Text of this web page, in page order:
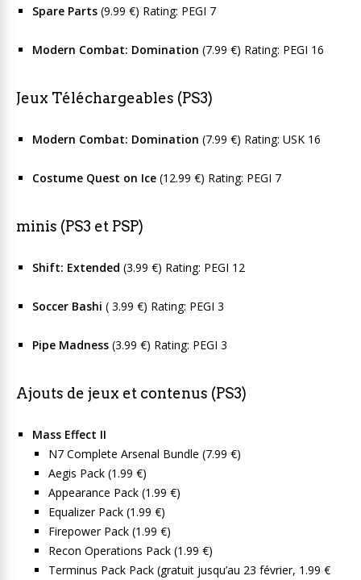
Spare Parts (9.99 €) Rating: PEGI 7
Modern Combat: Domination (7.99 €) Rating: PEGI 16
Jeux Téléchargeables (PS3)
Modern Combat: Domination (7.99 €) Rating: USK 16
Costume Quest on Ice (12.99 €) Rating: PEGI 7
minis (PS3 et PSP)
Shift: Extended (3.99 €) Rating: PEGI 12
Soccer Bashi ( 3.99 €) Rating: PEGI 3
Pipe Madness (3.99 €) Rating: PEGI 3
Ajouts de jeux et contenus (PS3)
Mass Effect II
N7 Complete Arsenal Bundle (7.99 €)
Aegis Pack (1.99 €)
Appearance Pack (1.99 €)
Equalizer Pack (1.99 €)
Firepower Pack (1.99 €)
Recon Operations Pack (1.99 €)
Terminus Pack Pack (gratuit jusqu’au 23 février, 1.99 €